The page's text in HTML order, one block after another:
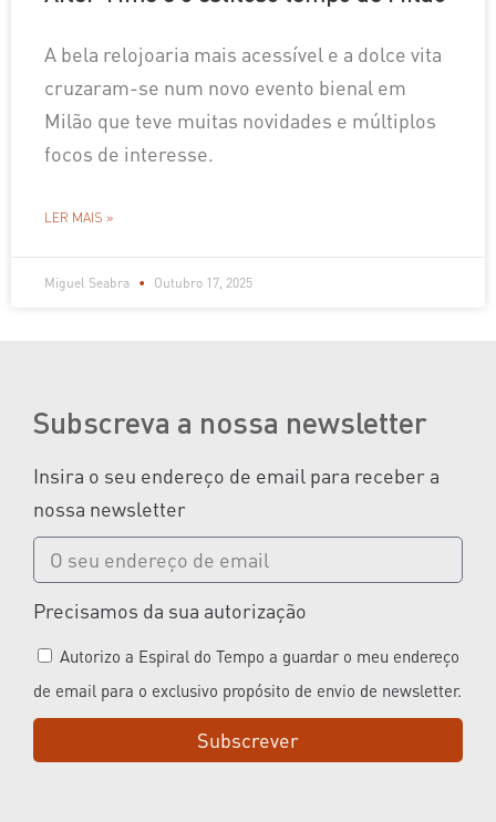
A bela relojoaria mais acessível e a dolce vita
cruzaram-se num novo evento bienal em
Milão que teve muitas novidades e múltiplos
focos de interesse.
LER MAIS »
Miguel Seabra Outubro 17, 2025
Subscreva a nossa newsletter
Insira o seu endereço de email para receber a
nossa newsletter
Precisamos da sua autorização
Autorizo a Espiral do Tempo a guardar o meu endereço
de email para o exclusivo propósito de envio de newsletter.
Subscrever